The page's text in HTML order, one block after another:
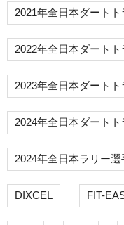
2021年全日本ダート
2022年全日本ダート
2023年全日本ダート
2024年全日本ダート
2024年全日本ラリー選
DIXCEL FIT-